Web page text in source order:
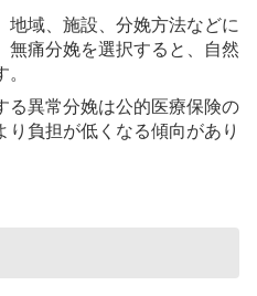
地域、施設、分娩方法などに
無痛分娩を選択すると、自然
る異常分娩は公的医療保険の
負担が低くなる傾向があり